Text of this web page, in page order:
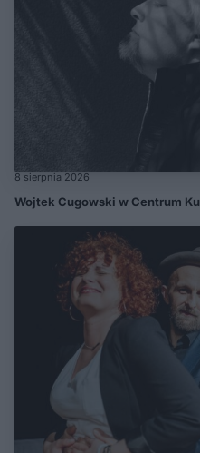
8 sierpnia 2026
Wojtek Cugowski w Centrum